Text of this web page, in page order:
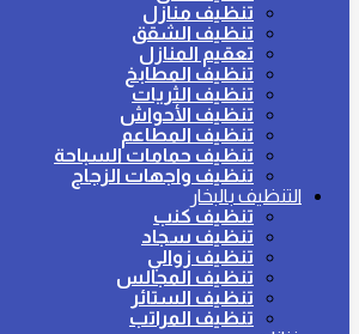
تنظيف منازل
تنظيف الشقق
تعقيم المنازل
تنظيف المطابخ
تنظيف الثريات
تنظيف الأحواش
تنظيف المطاعم
تنظيف حمامات السباحة
تنظيف واجهات الزجاج
التنظيف بالبخار
تنظيف كنب
تنظيف سجاد
تنظيف زوالي
تنظيف المجالس
تنظيف الستائر
تنظيف المراتب